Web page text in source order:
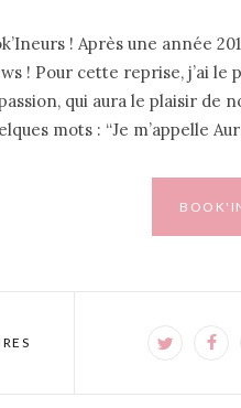
! Après une année
! Pour cette reprise, j’ai
qui aura le plaisir
mots : “Je m’appelle